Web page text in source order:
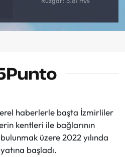
haberlerle başta İzmirliler
kentleri ile bağlarının
üzere 2022 yılında
başladı.